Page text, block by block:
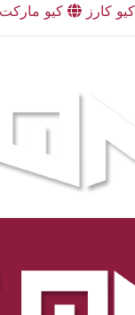
كيو كارز
كيو ماركت